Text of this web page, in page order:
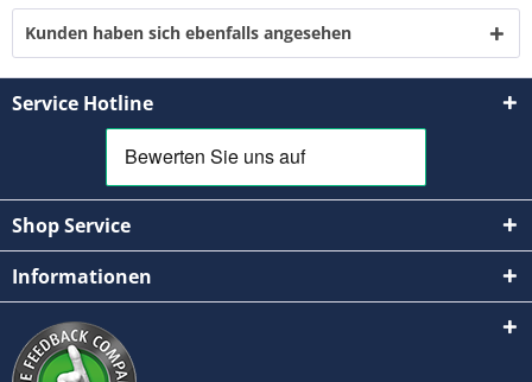
Kunden haben sich ebenfalls angesehen
Service Hotline
Shop Service
Informationen